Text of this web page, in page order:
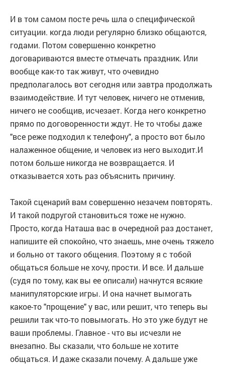
И в том самом посте речь шла о специфической
ситуации. когда люди регулярно близко общаются,
годами. Потом совершенно конкретно
договариваются вместе отмечать праздник. Или
вообще как-то так живут, что очевидно
предполагалось вот сегодня или завтра продолжать
взаимодействие. И тут человек, ничего не отменив,
ничего не сообщив, исчезает. Когда него конкретно
прямо по договоренности ждут. Не то чтобы даже
"все реже подходил к телефону", а просто вот было
налаженное общение, и человек из него выходит.И
потом больше никогда не возвращается. И
отказывается хоть раз объяснить причину.
Такой сценарий вам совершенно незачем повторять.
И такой подругой становиться тоже не нужно.
Просто, когда Наташа вас в очередной раз достанет,
напишите ей спокойно, что знаешь, мне очень тяжело
и больно от такого общения. Поэтому я с тобой
общаться больше не хочу, прости. И все. И дальше
(судя по тому, как вы ее описали) начнутся всякие
манипуляторские игры. И она начнет вымогать
какое-то "прощение" у вас, или решит, что теперь вы
решили так что-то повымогать. Но это уже будут не
ваши проблемы. Главное - что вы исчезли не
внезапно. Вы сказали, что больше не хотите
общаться. И даже сказали почему. А дальше уже